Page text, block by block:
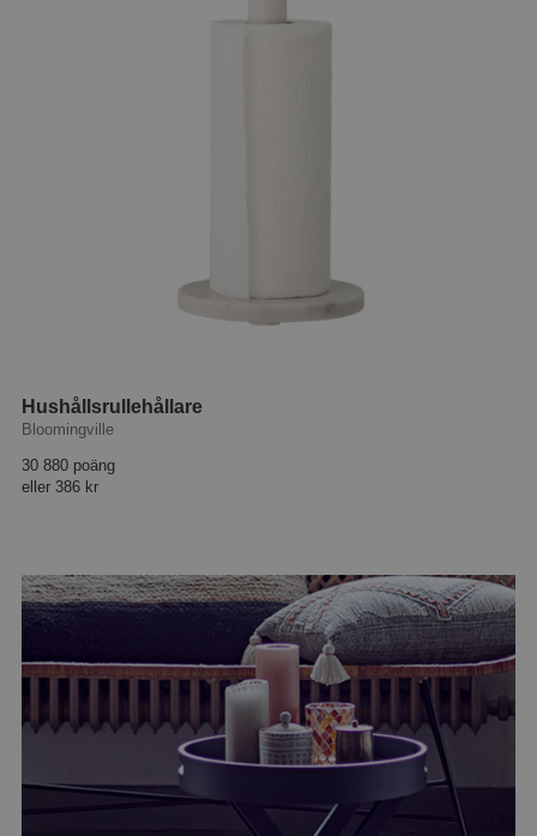
Hushållsrullehållare
Bloomingville
30 880 poäng
eller 386 kr